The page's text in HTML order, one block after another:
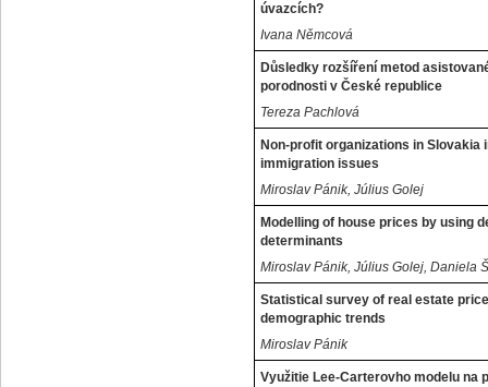
úvazcích?
Ivana Němcová
Důsledky rozšíření metod
porodnosti v České republice
Tereza Pachlová
Non-profit organizations in Slovakia
immigration issues
Miroslav Pánik, Július Golej
Modelling of house prices by using
determinants
Miroslav Pánik, Július Golej, Daniela
Statistical survey of real estate
demographic trends
Miroslav Pánik
Využitie Lee-Carterovho modelu na